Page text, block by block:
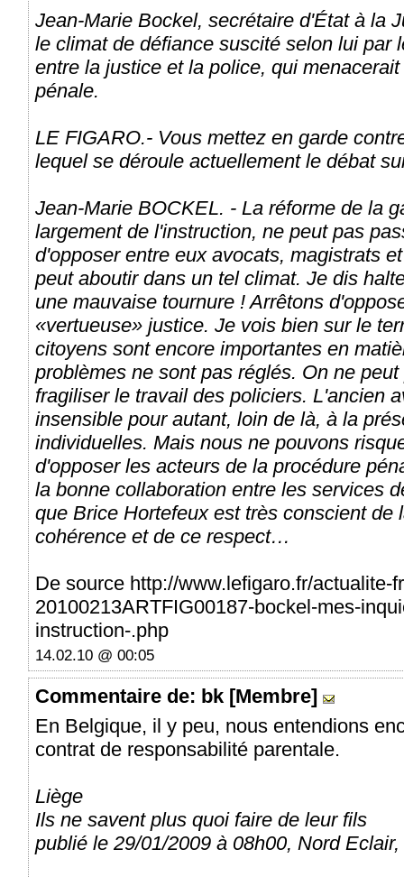
Jean-Marie Bockel, secrétaire d'État à la
le climat de défiance suscité selon lui par
entre la justice et la police, qui
pénale.
LE FIGARO.- Vous mettez en garde
lequel se déroule actuellement le débat
Jean-Marie BOCKEL. - La réforme de la
largement de l'instruction, ne peut pas
d'opposer entre eux avocats, magistrats
peut aboutir dans un tel climat. Je dis
une mauvaise tournure ! Arrêtons
«vertueuse» justice. Je vois bien sur le
citoyens sont encore importantes en
problèmes ne sont pas réglés. On ne
fragiliser le travail des policiers. L'ancien
insensible pour autant, loin de là, à la
individuelles. Mais nous ne pouvons
d'opposer les acteurs de la procédure
la bonne collaboration entre les services
que Brice Hortefeux est très conscient de
cohérence et de ce respect…
De source http://www.lefigaro.fr/actualite-
20100213ARTFIG00187-bockel-mes-
instruction-.php
14.02.10 @ 00:05
Commentaire de: bk [Membre]
En Belgique, il y peu, nous entendions
contrat de responsabilité parentale.
Liège
Ils ne savent plus quoi faire de leur fils
publié le 29/01/2009 à 08h00, Nord